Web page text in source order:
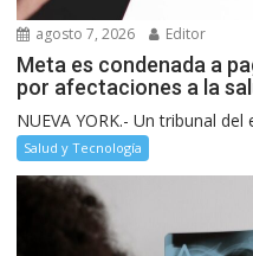
agosto 7, 2026 Editor
Meta es condenada a
por afectaciones a la
NUEVA YORK.- Un tribunal
Salud y Tecnología